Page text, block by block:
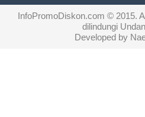
InfoPromoDiskon.com © 2015.
dilindungi
Developed by